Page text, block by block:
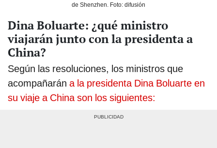
de Shenzhen. Foto: difusión
Dina Boluarte: ¿qué ministro
viajarán junto con la presidenta a
China?
Según las resoluciones, los ministros que
acompañarán a la presidenta Dina Boluarte en
su viaje a China son los siguientes: